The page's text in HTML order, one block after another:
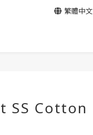
繁體中文
SS Cotton